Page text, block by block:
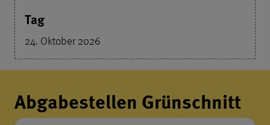
24. Oktober 2026
Inhalte zur Bestellung der
Abgabestellen Grünschnitt